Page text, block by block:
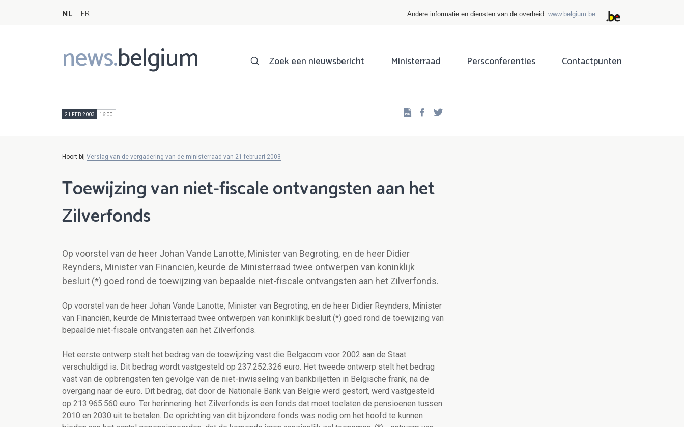
NL FR Andere informatie en diensten van de overheid: www.belgium.be
news.belgium
Main
navigation
Zoek een nieuwsbericht Ministerraad Persconferenties Contactpunten
21 FEB 2003 16:00 Facebook
Hoort bij Verslag van de vergadering van de ministerraad van 21 februari 2003
Toewijzing van niet-fiscale ontvangsten aan het
Zilverfonds
Op voorstel van de heer Johan Vande Lanotte, Minister van Begroting, en de heer Didier
Reynders, Minister van Financiën, keurde de Ministerraad twee ontwerpen van koninklijk
besluit (*) goed rond de toewijzing van bepaalde niet-fiscale ontvangsten aan het Zilverfonds.
Op voorstel van de heer Johan Vande Lanotte, Minister van Begroting, en de heer Didier Reynders, Minister
van Financiën, keurde de Ministerraad twee ontwerpen van koninklijk besluit (*) goed rond de toewijzing van
bepaalde niet-fiscale ontvangsten aan het Zilverfonds.
Het eerste ontwerp stelt het bedrag van de toewijzing vast die Belgacom voor 2002 aan de Staat
verschuldigd is. Dit bedrag wordt vastgesteld op 237.252.326 euro. Het tweede ontwerp stelt het bedrag
vast van de opbrengsten ten gevolge van de niet-inwisseling van bankbiljetten in Belgische frank, na de
overgang naar de euro. Dit bedrag, dat door de Nationale Bank van België werd gestort, werd vastgesteld
op 213.965.560 euro. Ter herinnering: het Zilverfonds is een fonds dat moet toelaten de pensioenen tussen
2010 en 2030 uit te betalen. De oprichting van dit bijzondere fonds was nodig om het hoofd te kunnen